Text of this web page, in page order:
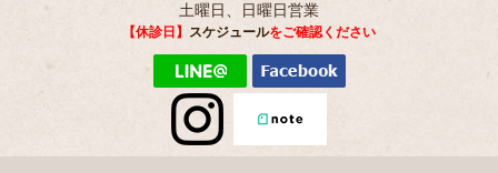
土曜日、日曜日営業
【休診日】 スケジュールをご確認ください